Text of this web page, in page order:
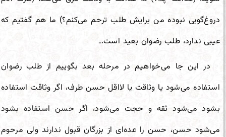
دروغ‌گویی نبوده من برایش طلب ترحم می‌کنم؟) ما هم گفتیم که
عیبی ندارد، طلب رضوان بعید است.ـ
در این جا می‌خواهیم در مرحله بعد بگوییم از طلب رضوان
استفاده می‌شود یا وثاقت یا لااقل حسن طرف، اگر وثاقت استفاده
بشود می‌شود ثقه و حجت می‌شود، اگر حسن استفاده بشود
می‌شود حسن، حسن را عده‌ای از بزرگان قبول ندارند ولی مرحوم